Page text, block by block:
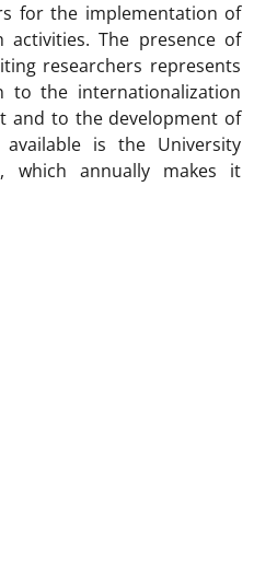
for the implementation of
The presence of
researchers represents
to the internationalization
and to the development of
is the University
which annually makes it